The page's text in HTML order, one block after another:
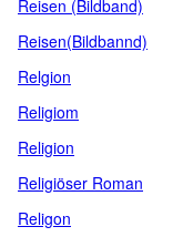
Reisen (Bildband)
Reisen(Bildbannd)
Relgion
Religiom
Religion
Religiöser Roman
Religon